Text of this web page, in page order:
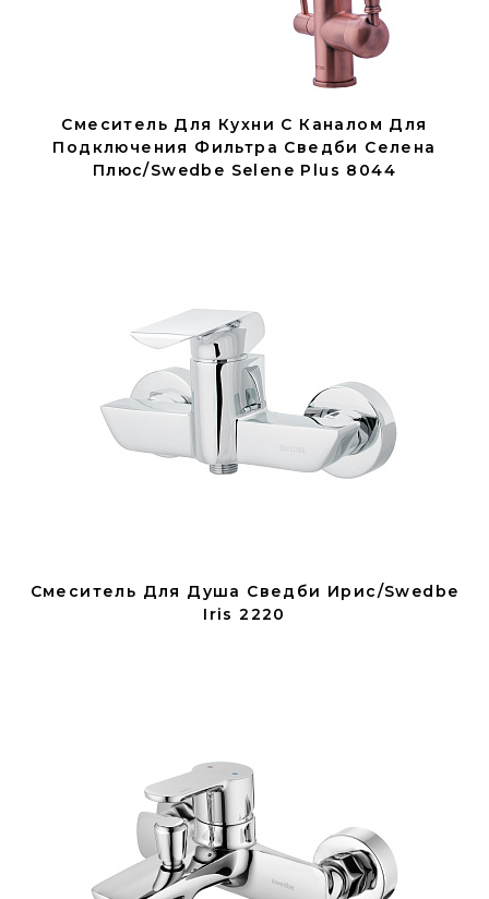
Смеситель Для Кухни С Каналом Для
Подключения Фильтра Сведби Селена
Плюс/Swedbe Selene Plus 8044
Смеситель Для Душа Сведби Ирис/Swedbe
Iris 2220